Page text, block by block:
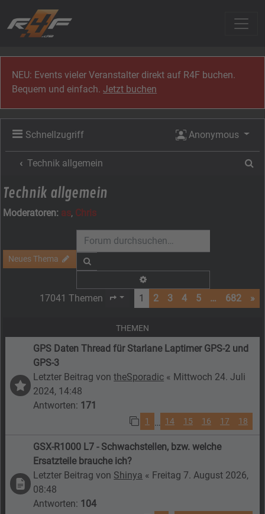
NEU: Events vieler Veranstalter direkt auf R4F buchen.
Bequem und einfach.Jetzt buchen
Schnellzugriff Anonymous
Technik allgemein
Technik allgemein
Moderatoren: as, Chris
Neues Thema
17041 Themen Seite von682
1 2 3 4 5 … 682 »
THEMEN
GPS Daten Thread für Starlane Laptimer GPS-2 und
GPS-3
Letzter Beitrag vontheSporadic « Mittwoch 24. Juli
2024, 14:48
Antworten: 171
1 … 14 15 16 17 18
GSX-R1000 L7 - Schwachstellen, bzw. welche
Ersatzteile brauche ich?
Letzter Beitrag von Shinya « Freitag 7. August 2026,
08:48
Antworten: 104